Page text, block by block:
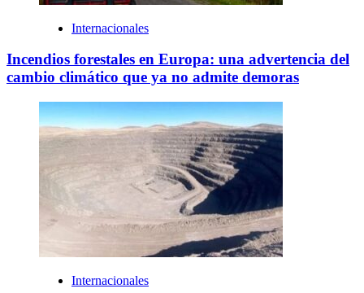
Internacionales
Incendios forestales en Europa: una advertencia del
cambio climático que ya no admite demoras
Internacionales